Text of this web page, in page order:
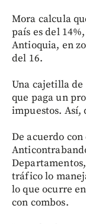
Mora calcula
país es del
Antioquia, en
del 16.
Una cajetilla
que paga un
impuestos. Así,
De acuerdo
tráfico lo
lo que ocurre
con combos.